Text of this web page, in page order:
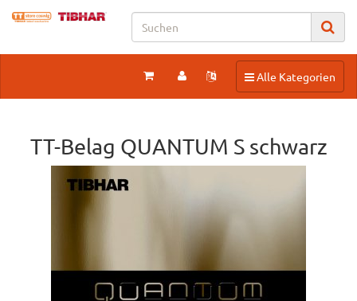
Toggle navigation
Alle Kategorien
TT-Belag QUANTUM S schwarz